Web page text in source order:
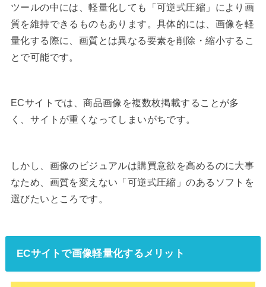
ツールの中には、軽量化しても「可逆式圧縮」により画
質を維持できるものもあります。具体的には、画像を軽
量化する際に、画質とは異なる要素を削除・縮小するこ
とで可能です。
ECサイトでは、商品画像を複数枚掲載することが多
く、サイトが重くなってしまいがちです。
しかし、画像のビジュアルは購買意欲を高めるのに大事
なため、画質を変えない「可逆式圧縮」のあるソフトを
選びたいところです。
ECサイトで画像軽量化するメリット